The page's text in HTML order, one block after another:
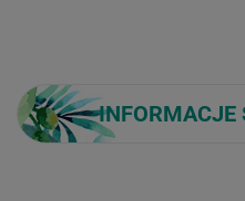
INFORMACJE